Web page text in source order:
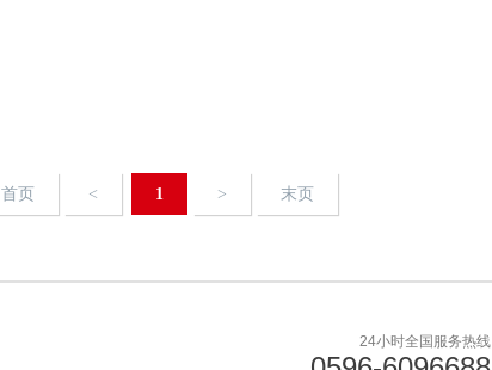
首页 < 1 > 末页
24小时全国服务热线